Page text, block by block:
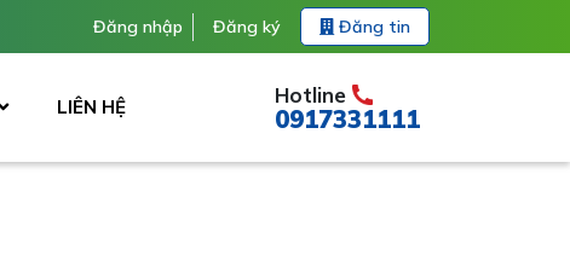
Đăng nhập Đăng ký Đăng tin
LIÊN HỆ Hotline
0917331111